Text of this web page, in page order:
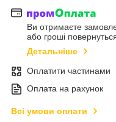
Ви отримаєте
або гроші
Детальніше
Оплатити частинами
Оплата на рахунок
Всі умови оплати